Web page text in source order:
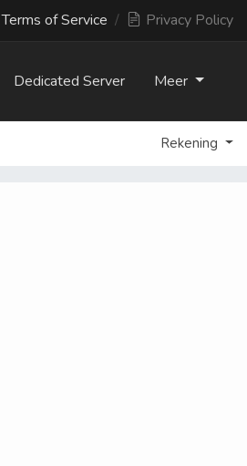
Terms of Service / Privacy Policy
Dedicated Server Meer
Rekening